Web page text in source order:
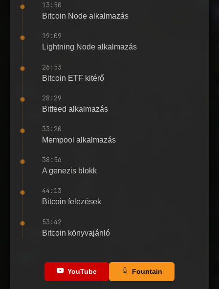
13:50
Bitcoin Node alkalmazás
19:09
Lightning Node alkalmazás
26:53
Bitcoin ETF kitérő
28:29
Bitfeed alkalmazás
33:20
Mempool alkalmazás
38:56
A genezis blokk
44:13
Bitcoin felezések
53:42
Bitcoin könyvajánló
YouTube Fountain